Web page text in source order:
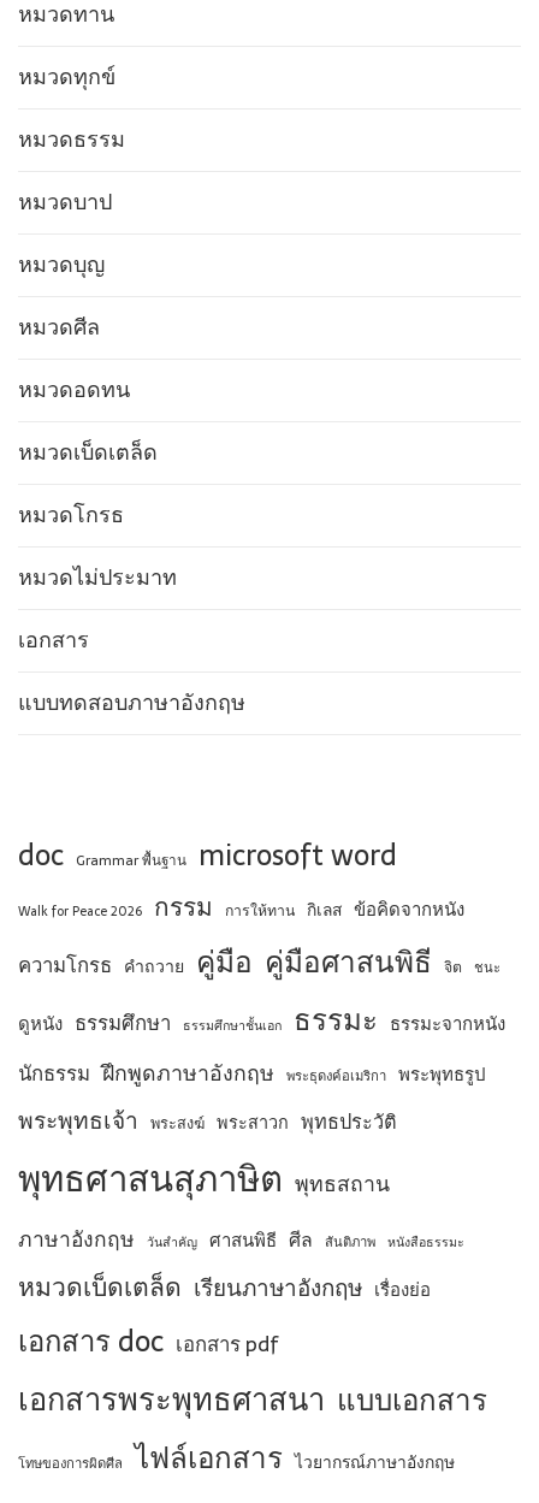
หมวดทาน
หมวดทุกข์
หมวดธรรม
หมวดบาป
หมวดบุญ
หมวดศีล
หมวดอดทน
หมวดเบ็ดเตล็ด
หมวดโกรธ
หมวดไม่ประมาท
เอกสาร
แบบทดสอบภาษาอังกฤษ
doc Grammar พื้นฐาน microsoft word
Walk for Peace 2026 กรรม การให้ทาน กิเลส ข้อคิดจากหนัง
ความโกรธ คำถวาย คู่มือ คู่มือศาสนพิธี จิต ชนะ
ดูหนัง ธรรมศึกษา ธรรมศึกษาชั้นเอก ธรรมะ ธรรมะจากหนัง
นักธรรม ฝึกพูดภาษาอังกฤษ พระธุดงค์อเมริกา พระพุทธรูป
พระพุทธเจ้า พระสงฆ์ พระสาวก พุทธประวัติ
พุทธศาสนสุภาษิต พุทธสถาน
ภาษาอังกฤษ วันสำคัญ ศาสนพิธี ศีล สันติภาพ หนังสือธรรมะ
หมวดเบ็ดเตล็ด เรียนภาษาอังกฤษ เรื่องย่อ
เอกสาร doc เอกสาร pdf
เอกสารพระพุทธศาสนา แบบเอกสาร
โทษของการผิดศีล ไฟล์เอกสาร ไวยากรณ์ภาษาอังกฤษ